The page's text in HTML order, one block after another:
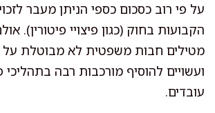
על פי רוב כסכום כספי הניתן מעבר
הקבועות בחוק (כגון פיצויי פיטורין).
מטילים חבות משפטית לא מבוטלת
ועשויים להוסיף מורכבות רבה
עובדים.